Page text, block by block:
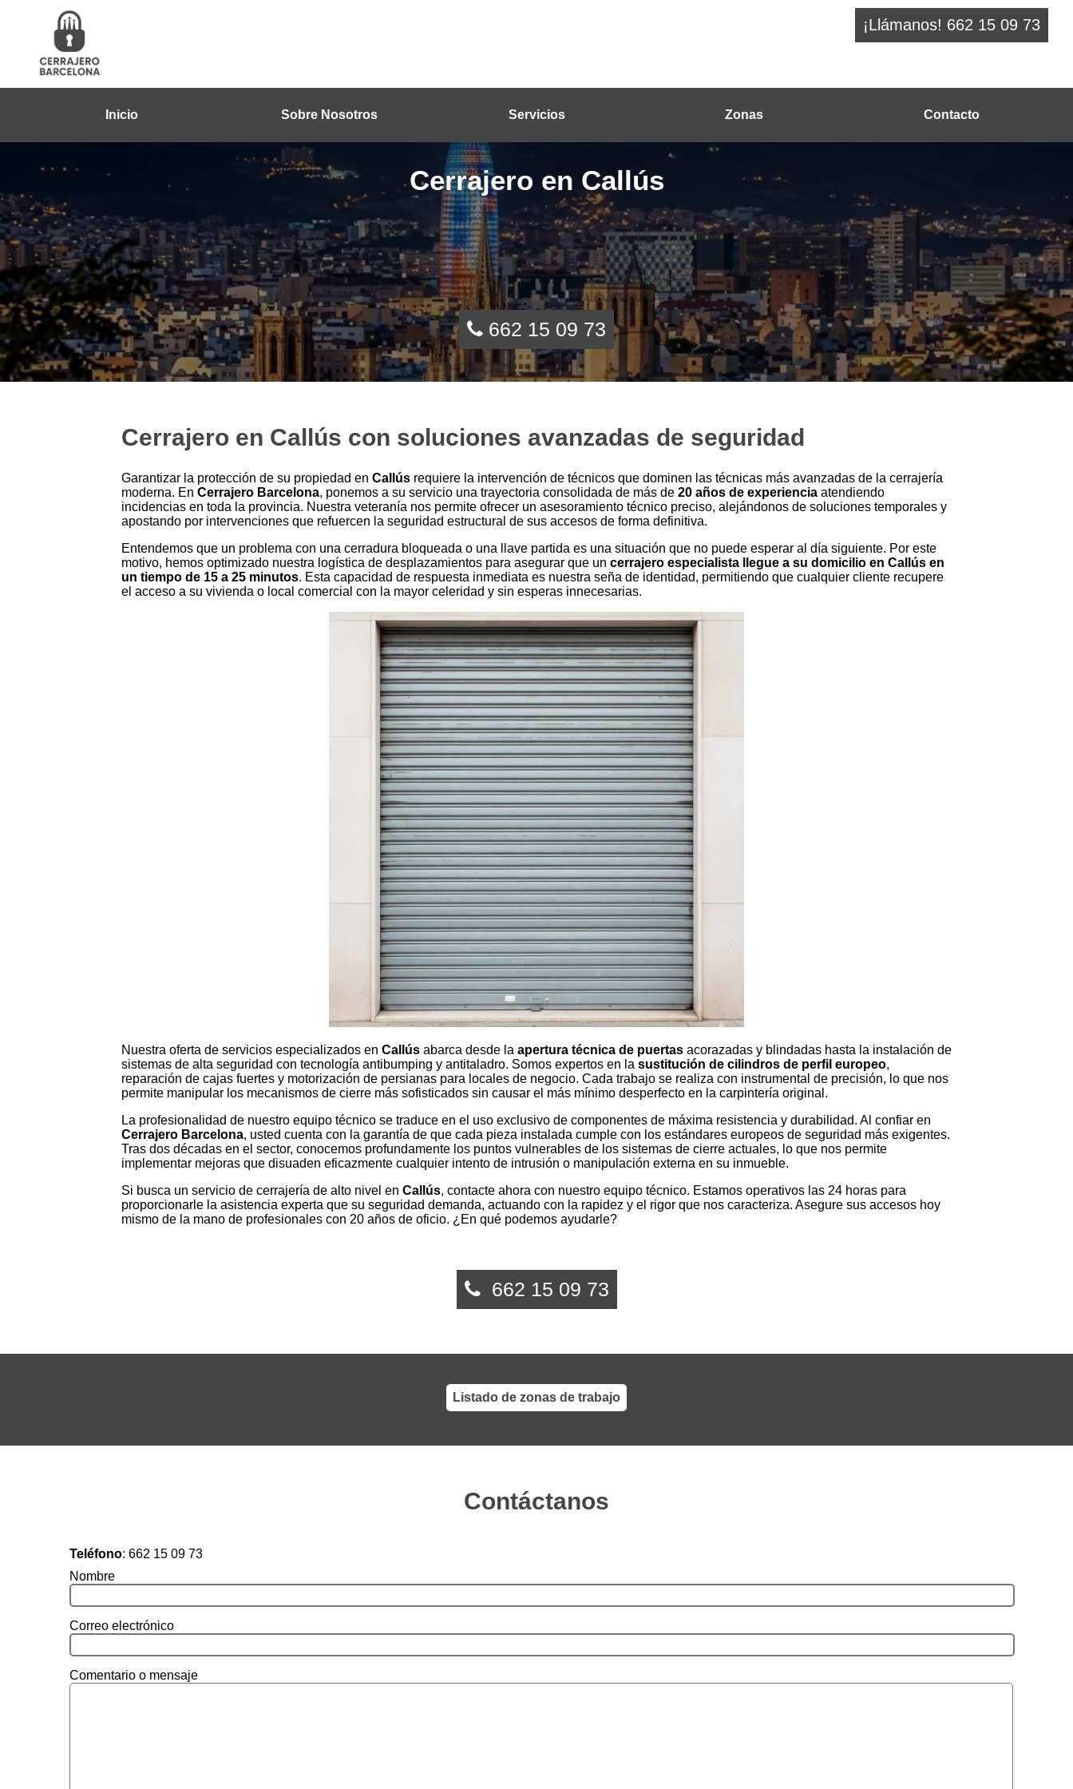
¡Llámanos! 662 15 09 73
Inicio Sobre Nosotros Servicios Zonas Contacto
Cerrajero en Callús
662 15 09 73
Cerrajero en Callús con soluciones avanzadas de seguridad
Garantizar la protección de su propiedad en Callús requiere la intervención de técnicos que dominen las técnicas más avanzadas de la cerrajería
moderna. En Cerrajero Barcelona, ponemos a su servicio una trayectoria consolidada de más de 20 años de experiencia atendiendo
incidencias en toda la provincia. Nuestra veteranía nos permite ofrecer un asesoramiento técnico preciso, alejándonos de soluciones temporales y
apostando por intervenciones que refuercen la seguridad estructural de sus accesos de forma definitiva.
Entendemos que un problema con una cerradura bloqueada o una llave partida es una situación que no puede esperar al día siguiente. Por este
motivo, hemos optimizado nuestra logística de desplazamientos para asegurar que un cerrajero especialista llegue a su domicilio en Callús en
un tiempo de 15 a 25 minutos. Esta capacidad de respuesta inmediata es nuestra seña de identidad, permitiendo que cualquier cliente recupere
el acceso a su vivienda o local comercial con la mayor celeridad y sin esperas innecesarias.
Nuestra oferta de servicios especializados en Callús abarca desde la apertura técnica de puertas acorazadas y blindadas hasta la instalación de
sistemas de alta seguridad con tecnología antibumping y antitaladro. Somos expertos en la sustitución de cilindros de perfil europeo,
reparación de cajas fuertes y motorización de persianas para locales de negocio. Cada trabajo se realiza con instrumental de precisión, lo que nos
permite manipular los mecanismos de cierre más sofisticados sin causar el más mínimo desperfecto en la carpintería original.
La profesionalidad de nuestro equipo técnico se traduce en el uso exclusivo de componentes de máxima resistencia y durabilidad. Al confiar en
Cerrajero Barcelona, usted cuenta con la garantía de que cada pieza instalada cumple con los estándares europeos de seguridad más exigentes.
Tras dos décadas en el sector, conocemos profundamente los puntos vulnerables de los sistemas de cierre actuales, lo que nos permite
implementar mejoras que disuaden eficazmente cualquier intento de intrusión o manipulación externa en su inmueble.
Si busca un servicio de cerrajería de alto nivel en Callús, contacte ahora con nuestro equipo técnico. Estamos operativos las 24 horas para
proporcionarle la asistencia experta que su seguridad demanda, actuando con la rapidez y el rigor que nos caracteriza. Asegure sus accesos hoy
mismo de la mano de profesionales con 20 años de oficio. ¿En qué podemos ayudarle?
662 15 09 73
Listado de zonas de trabajo
Contáctanos
Teléfono: 662 15 09 73
Nombre
Correo electrónico
Comentario o mensaje